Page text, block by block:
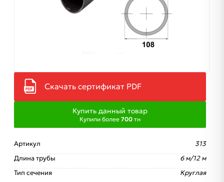
Скачать сертификат PDF
Купить данный товар
Купили более 700тн
Артикул
313
Длина трубы
6 м/12 м
Тип сечения
Круглая